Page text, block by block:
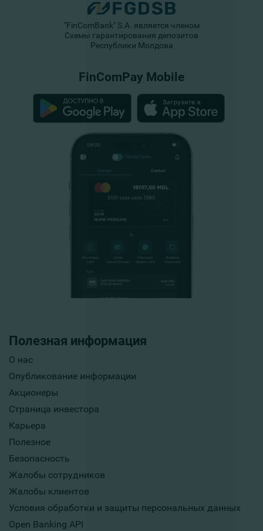
Полезная информация
О нас
Опубликование информации
Акционеры
Страница инвестора
Карьера
Полезное
Безопасность
Жалобы сотрудников
Жалобы клиентов
Условия обработки и защиты персональных данных
Open Banking API
"FinComBank" S.A. является членом
Схемы гарантирования депозитов
Республики Молдова
FinComPay Mobile